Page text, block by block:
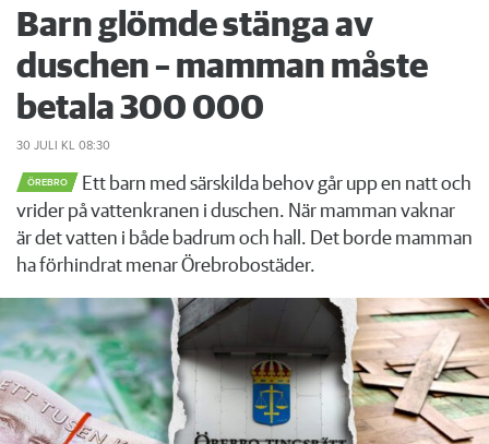
Barn glömde stänga av
duschen – mamman måste
betala 300 000
30 JULI KL 08:30
ÖREBRO
Ett barn med särskilda behov går upp en natt och
vrider på vattenkranen i duschen. När mamman vaknar
är det vatten i både badrum och hall. Det borde mamman
ha förhindrat menar Örebrobostäder.